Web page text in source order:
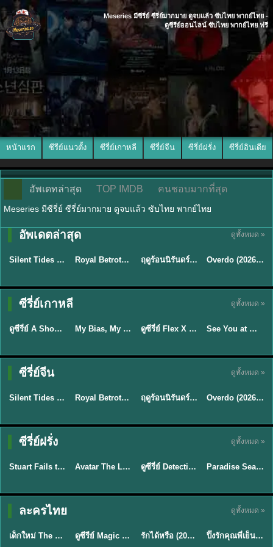
Meseries มีซีรี่ย์ ซีรี่ย์มากมาย ดูจบแล้ว ซับไทย พากย์ไทย -
ดูซีรีย์ออนไลน์ ซับไทย พากย์ไทย ฟรี
หน้าแรก ซีรีย์แนวตั้ง ซีรี่ย์เกาหลี ซีรี่ย์จีน ซีรี่ย์ฝรั่ง ซีรี่ย์อินเดีย
อัพเดทล่าสุด TOP IMDB คนชอบมากที่สุด
Meseries มีซีรี่ย์ ซีรี่ย์มากมาย ดูจบแล้ว ซับไทย พากย์ไทย
อัพเดตล่าสุด ดูทั้งหมด »
★9.5
พากย์ไทย
Silent Tides คลื่นลมลวง (2025) พากย์ไทย ซับไทย EP.1-31 ★9 Royal Betrothal (2026) สัญญาวิวาห์แห่งราชวงศ์ พากย์ไทย ซับไทย EP1-32 ★8.8 ฤดูร้อนนิรันดร์ (2026) Never-Ending Summer พากย์ไทย EP.1-29
ซับไทย
Overdo (2026) รักเกินแค้น พากย์ไทย ซับไทย EP1-33 (จบ)
ซีรี่ย์เกาหลี ดูทั้งหมด »
★8 EP.16
พากย์ไทย
TH EP. 16
ดูซีรี่ย์ A Shop for Killers 2 ร้านลับนักฆ่า ซีซัน 2 (2026) ซับไทย-พากย์ไทย My Bias, My Boss เมื่อเมนฉันเป็นประธานบริษัท (2026) พากย์ไทย ซับไทย EP.1-12 ★8 EP.16
Sub EP. 16 | TH
ดูซีรี่ย์ Flex X Cop คุณชายสายสืบ (2024) พากย์ไทย-ซับไทย EP.1-16 (จบ) ★9
ซับไทย | พากย์
Sub EP. 8 | TH
See You at Work Tomorrow! เจอกันที่ออฟฟิศพรุ่งนี้นะ พากย์ไทย
ซีรี่ย์จีน ดูทั้งหมด »
★9.5
พากย์ไทย
Silent Tides คลื่นลมลวง (2025) พากย์ไทย ซับไทย EP.1-31 ★9 Royal Betrothal (2026) สัญญาวิวาห์แห่งราชวงศ์ พากย์ไทย ซับไทย EP1-32 ★8.8 ฤดูร้อนนิรันดร์ (2026) Never-Ending Summer พากย์ไทย EP.1-29
ซับไทย
Overdo (2026) รักเกินแค้น พากย์ไทย ซับไทย EP1-33 (จบ)
ซีรี่ย์ฝรั่ง ดูทั้งหมด »
★8.8 EP.2
พากย์ไทย
TH EP. 2
Stuart Fails to Save the Universe (2026) สจ๊วตล่มแผนกู้จักรวาล พากย์ไทย EP1-10 ★7.8 EP.7Avatar The Last Airbender 2 เณรน้อยเจ้าอภินิหาร พากย์ไทย EP.9ดูซีรี่ย์ Detective Hole (2026) พากย์ไทย HD ฟรี อัปเดตล่าสุด Netflix EP.8
พากย์ไทย
Paradise Season 2 (2026) พากย์ไทย EP1-8 ดูซีรี่ย์ฝรั่ง HD ครบทุกตอน
ละครไทย ดูทั้งหมด »
★ 8 EP.6
พากย์ไทย
เด็กใหม่ The Reset 2026 EP1-6 พากย์ไทย ดูซีรี่ย์ Netflix ล่าสุด HD ดูซีรีย์ Magic Move (2026) ทำนายทายรัก Thai EP.1-10 HD รักได้หรือ (2026) YOUNG Let's Begin Again พากย์ไทย EP.1-19 ★8
พากย์ไทย
ปิ๊งรักคุณพี่เย็นชา (2026) Frozen Valentine EP.1-10 (จบ)